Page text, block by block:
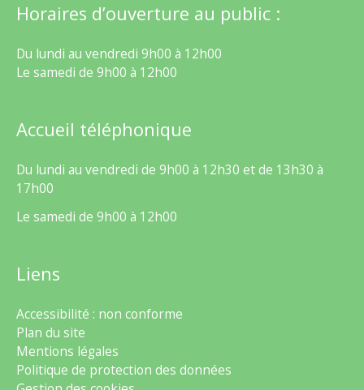
Horaires d’ouverture au public :
Du lundi au vendredi 9h00 à 12h00
Le samedi de 9h00 à 12h00
Accueil téléphonique
Du lundi au vendredi de 9h00 à 12h30 et de 13h30 à
17h00
Le samedi de 9h00 à 12h00
Liens
Accessibilité : non conforme
Plan du site
Mentions légales
Politique de protection des données